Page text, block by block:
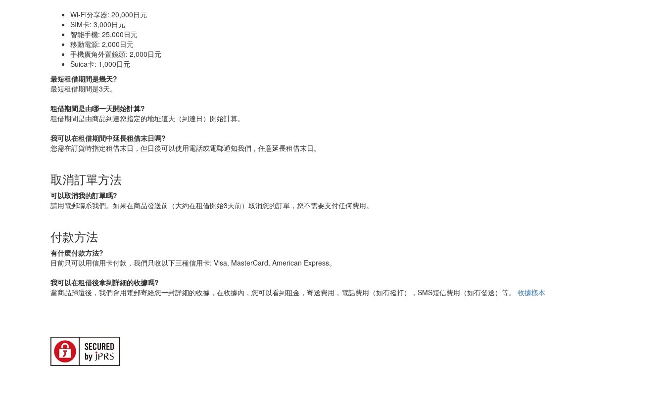
Wi-Fi分享器: 20,000日元
SIM卡: 3,000日元
智能手機: 25,000日元
移動電源: 2,000日元
手機廣角外置鏡頭: 2,000日元
Suica卡: 1,000日元
最短租借期間是幾天?
最短租借期間是3天。
租借期間是由哪一天開始計算?
租借期間是由商品到達您指定的地址這天（到達日）開始計算。
我可以在租借期間中延長租借末日嗎?
您需在訂貨時指定租借末日，但日後可以使用電話或電郵通知我們，任意延長租借末日。
取消訂單方法
可以取消我的訂單嗎?
請用電郵聯系我們。如果在商品發送前（大約在租借開始3天前）取消您的訂單，您不需要支付任何費用。
付款方法
有什麽付款方法?
目前只可以用信用卡付款，我們只收以下三種信用卡: Visa, MasterCard, American Express。
我可以在租借後拿到詳細的收據嗎?
當商品歸還後，我們會用電郵寄給您一封詳細的收據，在收據內，您可以看到租金，寄送費用，電話費用（如有撥打），SMS短信費用（如有發送）等。
收據樣本